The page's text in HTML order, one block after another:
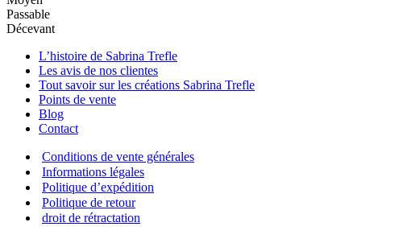
Passable
Décevant
L’histoire de Sabrina Trefle
Les avis de nos clientes
Tout savoir sur les créations Sabrina Trefle
Points de vente
Blog
Contact
Conditions de vente générales
Informations légales
Politique d’expédition
Politique de retour
droit de rétractation